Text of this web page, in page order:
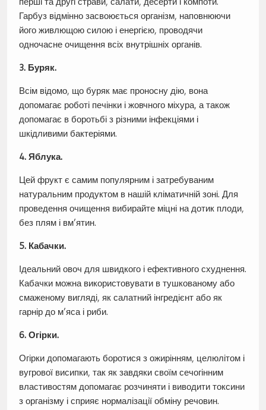
Гарбуз відмінно засвоюється організм, наповнюючи
його живлющою силою і енергією, проводячи
одночасне очищення всіх внутрішніх органів.
3. Буряк.
Всім відомо, що буряк має проносну дію, вона
допомагає роботі печінки і жовчного міхура, а також
допомагає в боротьбі з різними інфекціями і
шкідливими бактеріями.
4. Яблука.
Цей фрукт є самим популярним і затребуваним
натуральним продуктом в нашій кліматичній зоні. Для
проведення очищення вибирайте міцні на дотик плоди,
без плям і вм’ятин.
5. Кабачки.
Ідеальний овоч для швидкого і ефективного схуднення.
Кабачки можна використовувати в тушкованому або
смаженому вигляді, як салатний інгредієнт або як
гарнір до м’яса і риби.
6. Огірки.
Огірки допомагають боротися з ожирінням, целюлітом і
вугрової висипки, так як завдяки своїм сечогінним
властивостям допомагає розчиняти і виводити токсини
з організму і сприяє нормалізації обміну речовин.